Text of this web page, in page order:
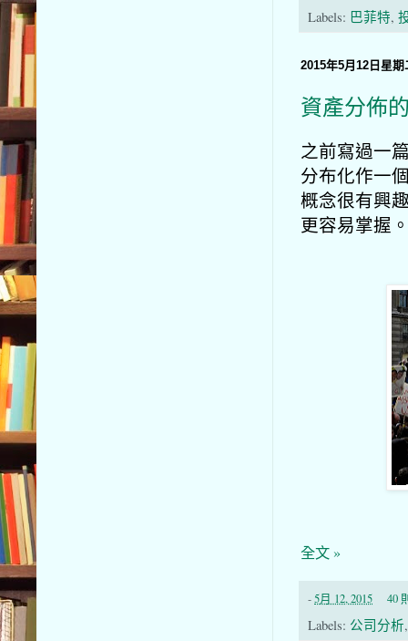
Labels: 巴菲特,
2015年5月12日星期
資產分佈
之前寫過一
分布化作一
概念很有興
更容易掌握
全文 »
-5月 12, 2015 40
Labels: 公司分析